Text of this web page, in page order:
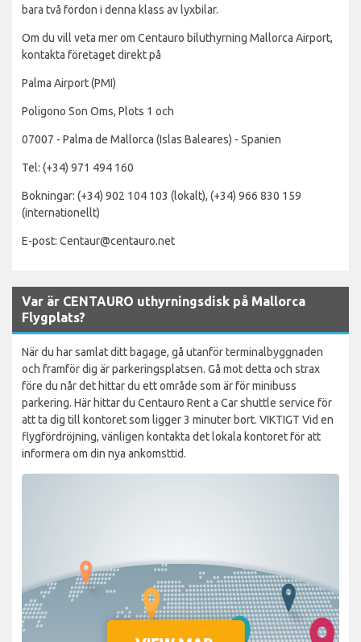
bara två fordon i denna klass av lyxbilar.
Om du vill veta mer om Centauro biluthyrning Mallorca Airport,
kontakta företaget direkt på
Palma Airport (PMI)
Poligono Son Oms, Plots 1 och
07007 - Palma de Mallorca (Islas Baleares) - Spanien
Tel: (+34) 971 494 160
Bokningar: (+34) 902 104 103 (lokalt), (+34) 966 830 159
(internationellt)
E-post: Centaur@centauro.net
Var är CENTAURO uthyrningsdisk på Mallorca
Flygplats?
När du har samlat ditt bagage, gå utanför terminalbyggnaden
och framför dig är parkeringsplatsen. Gå mot detta och strax
före du når det hittar du ett område som är för minibuss
parkering. Här hittar du Centauro Rent a Car shuttle service för
att ta dig till kontoret som ligger 3 minuter bort. VIKTIGT Vid en
flygfördröjning, vänligen kontakta det lokala kontoret för att
informera om din nya ankomsttid.